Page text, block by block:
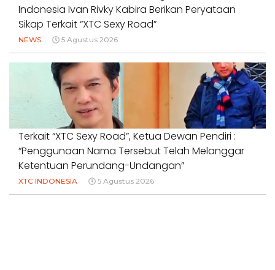
Indonesia Ivan Rivky Kabira Berikan Peryataan
Sikap Terkait “XTC Sexy Road”
NEWS 5 Agustus 2026
Terkait “XTC Sexy Road”, Ketua Dewan Pendiri :
“Penggunaan Nama Tersebut Telah Melanggar
Ketentuan Perundang-Undangan”
XTC INDONESIA 5 Agustus 2026